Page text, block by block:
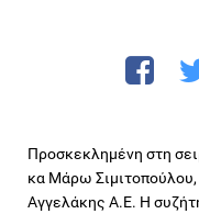
Προσκεκλημένη στη
κα Μάρω Σιμιτοπούλου,
Αγγελάκης Α.Ε. Η